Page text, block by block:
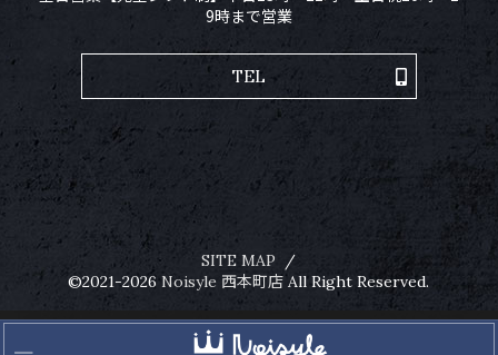
9時まで営業
TEL
SITE MAP
©2021-2026Noisyle 西本町店 All Right Reserved.